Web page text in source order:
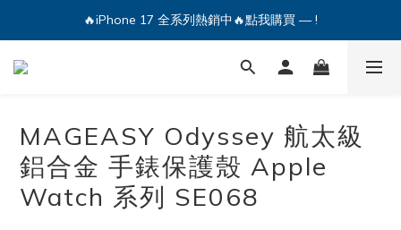
🔥iPhone 17 全系列熱銷中🔥點我購買 — !
💕加入Q哥 Line 新好友領優惠券！🎫
MAGEASY Odyssey 航太級
鋁合金 手錶保護殼 Apple
Watch 系列 SE068